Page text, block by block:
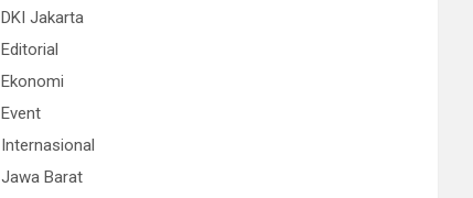
DKI Jakarta
Editorial
Ekonomi
Event
Internasional
Jawa Barat